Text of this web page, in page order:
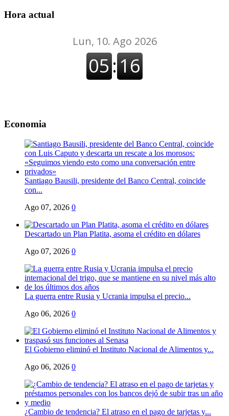
Hora actual
Economia
Santiago Bausili, presidente del Banco Central, coincide
con...
Ago 07, 2026 0
Descartado un Plan Platita, asoma el crédito en dólares
Ago 07, 2026 0
La guerra entre Rusia y Ucrania impulsa el precio...
Ago 06, 2026 0
El Gobierno eliminó el Instituto Nacional de Alimentos y...
Ago 06, 2026 0
¿Cambio de tendencia? El atraso en el pago de tarjetas y...